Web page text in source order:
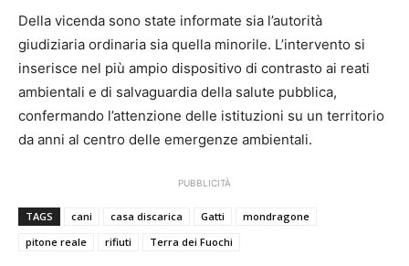
Della vicenda sono state informate sia l’autorità
giudiziaria ordinaria sia quella minorile. L’intervento si
inserisce nel più ampio dispositivo di contrasto ai reati
ambientali e di salvaguardia della salute pubblica,
confermando l’attenzione delle istituzioni su un territorio
da anni al centro delle emergenze ambientali.
PUBBLICITÀ
TAGS cani casa discarica Gatti
mondragone
pitone reale
rifiuti Terra dei Fuochi